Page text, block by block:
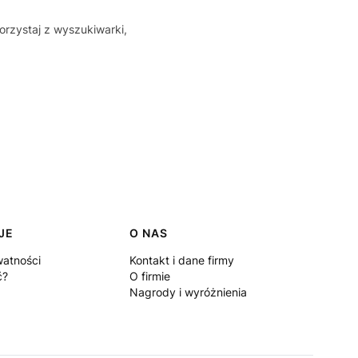
z wyszukiwarki,
O NAS
Kontakt i dane firmy
O firmie
Nagrody i wyróżnienia